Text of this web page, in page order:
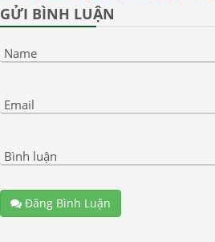
GỬI BÌNH LUẬN
Name
Email
Bình luận
Đăng Bình Luận